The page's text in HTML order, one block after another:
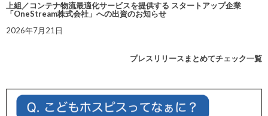
上組／コンテナ物流最適化サービスを提供する スタートアップ企業
「OneStream株式会社」への出資のお知らせ
2026年7月21日
プレスリリースまとめてチェック一覧